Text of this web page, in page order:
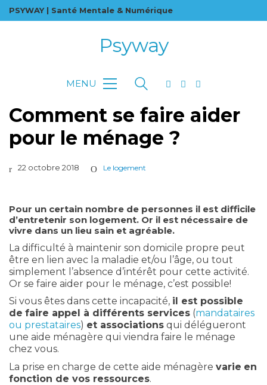
PSYWAY | Santé Mentale & Numérique
Psyway
MENU
Comment se faire aider
pour le ménage ?
22 octobre 2018 Le logement
Pour un certain nombre de personnes il est difficile
d’entretenir son logement. Or il est nécessaire de
vivre dans un lieu sain et agréable.
La difficulté à maintenir son domicile propre peut
être en lien avec la maladie et/ou l’âge, ou tout
simplement l’absence d’intérêt pour cette activité.
Or se faire aider pour le ménage, c’est possible!
Si vous êtes dans cette incapacité, il est possible
de faire appel à différents services (mandataires
ou prestataires) et associations qui délégueront
une aide ménagère qui viendra faire le ménage
chez vous.
La prise en charge de cette aide ménagère varie en
fonction de vos ressources.